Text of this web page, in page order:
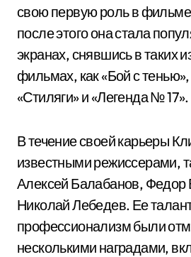
свою первую роль в
после этого она стала
экранах, снявшись в таких
фильмах, как «Бой с
«Стиляги» и «Легенда № 17».
В течение своей карьеры
известными режиссерами,
Алексей Балабанов, Федор
Николай Лебедев. Ее
профессионализм были
несколькими наградами,